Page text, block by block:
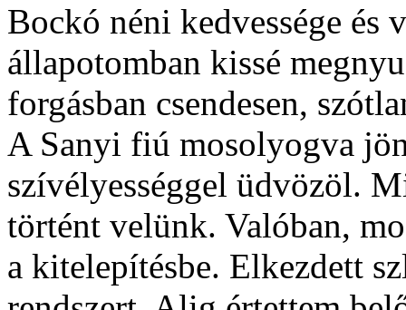
Bockó néni kedvessége és
állapotomban kissé
forgásban csendesen,
A Sanyi fiú mosolyogva
szívélyességgel üdvözöl.
történt velünk. Valóban,
a kitelepítésbe. Elkezdett